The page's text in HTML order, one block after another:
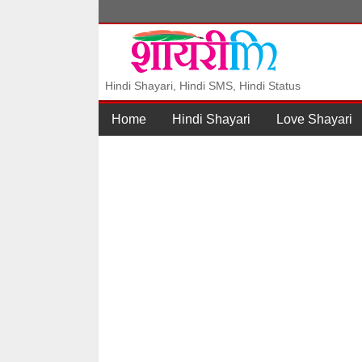
Hindi Shayari, Hindi SMS, Hindi Status
Home Hindi Shayari Love Shayari